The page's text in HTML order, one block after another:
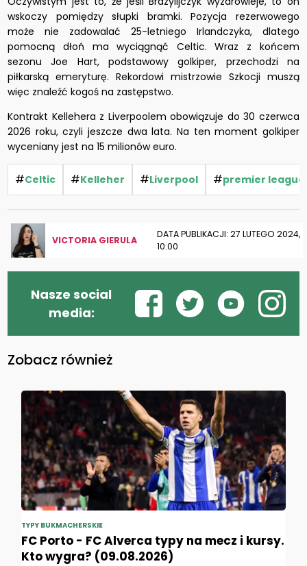
wskoczy pomiędzy słupki bramki. Pozycja rezerwowego
może nie zadowalać 25-letniego Irlandczyka, dlatego
pomocną dłoń ma wyciągnąć Celtic. Wraz z końcem
sezonu Joe Hart, podstawowy golkiper, przechodzi na
piłkarską emeryturę. Rekordowi mistrzowie Szkocji muszą
więc znaleźć kogoś na zastępstwo.
Kontrakt Kellehera z Liverpoolem obowiązuje do 30 czerwca
2026 roku, czyli jeszcze dwa lata. Na ten moment golkiper
wyceniany jest na 15 milionów euro.
#Celtic #Kelleher #Liverpool #premier league
VICTORIA GIERULA
DATA PUBLIKACJI: 27 LUTEGO 2024,
10:00
Nasze social
media:
Zobacz również
TYPY BUKMACHERSKIE
FC Porto - FC Alverca typy na mecz i kursy.
Kto wygra? (09.08.2026)